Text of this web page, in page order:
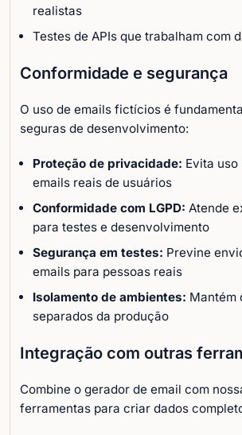
realistas
Testes de APIs que trabalham com
Conformidade e segurança
O uso de emails fictícios é
seguras de desenvolvimento:
Proteção de privacidade: Evita
emails reais de usuários
Conformidade com LGPD: Atende
para testes e desenvolvimento
Segurança em testes: Previne
emails para pessoas reais
Isolamento de ambientes: Mantém
separados da produção
Integração com outras
Combine o gerador de email com
ferramentas para criar dados